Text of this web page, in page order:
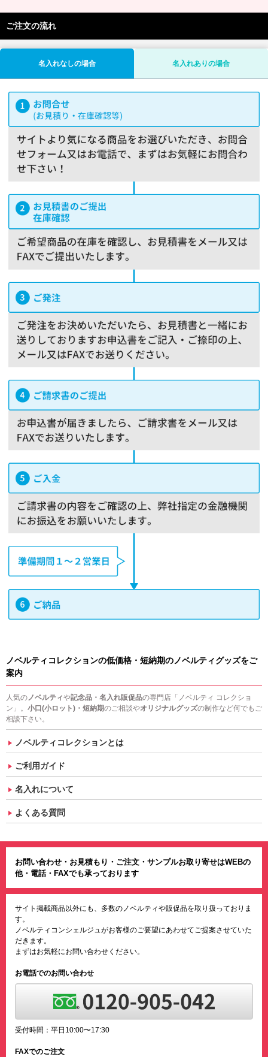
ご注文の流れ
名入れなしの場合 名入れありの場合
ノベルティコレクションの低価格・短納期のノベルティグッズをご
案内
人気のノベルティや記念品・名入れ販促品の専門店「ノベルティ コレクショ
ン」。 小口(小ロット)・短納期のご相談やオリジナルグッズの制作など何でもご
相談下さい。
ノベルティコレクションとは
ご利用ガイド
名入れについて
よくある質問
お問い合わせ・お見積もり・ご注文・サンプルお取り寄せはWEBの
他・電話・FAXでも承っております
サイト掲載商品以外にも、多数のノベルティや販促品を取り扱っておりま
す。
ノベルティコンシェルジュがお客様のご要望にあわせてご提案させていた
だきます。
まずはお気軽にお問い合わせください。
お電話でのお問い合わせ
受付時間：平日10:00〜17:30
FAXでのご注文